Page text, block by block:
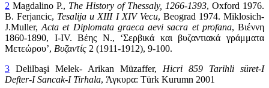
2 Magdalino P., The History of Thessaly, 1266-1393, Oxford 1976.
B. Ferjancic, Tesalija u XIII I XIV Vecu, Beograd 1974. Μiklosich-
J.Μuller,Acta et Diplomata graeca aevi sacra et profana, Βιέννη
1860-1890, I-IV. Βέης Ν., ‘Σερβικά και βυζαντιακά γράμματα
Μετεώρου’, Βυζαντίς 2 (1911-1912), 9-100.
3 Delilbaşi Melek- Arikan Müzaffer, Hicri 859 Tarihli süret-I
Defter-I Sancak-I Tirhala, Άγκυρα: Τürk Kurumn 2001